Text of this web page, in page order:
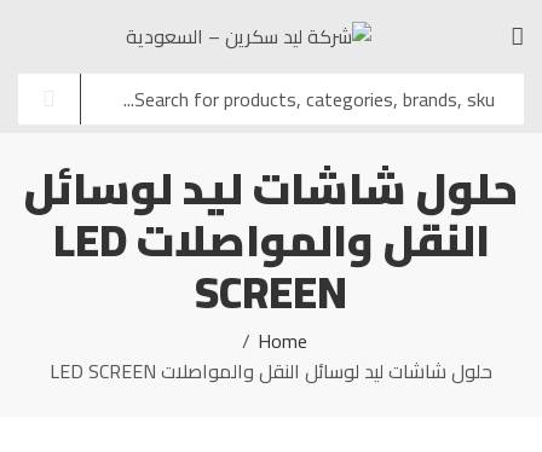
حلول شاشات ليد لوسائل
النقل والمواصلات LED
SCREEN
Home
حلول شاشات ليد لوسائل النقل والمواصلات LED SCREEN